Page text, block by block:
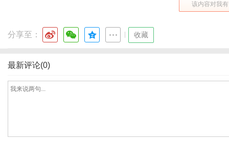
该内容对我
分享至： 收藏
最新评论(0)